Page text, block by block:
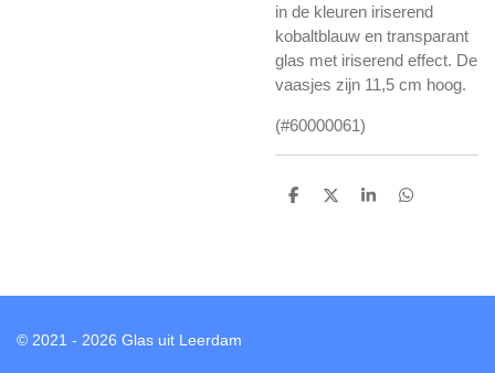
in de kleuren iriserend
kobaltblauw en transparant
glas met iriserend effect. De
vaasjes zijn 11,5 cm hoog.
(#60000061)
D
D
S
D
© 2021 - 2026 Glas uit Leerdam